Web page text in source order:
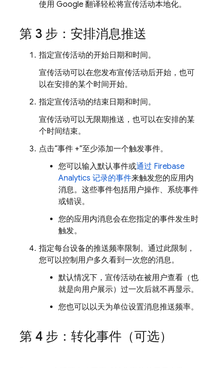
使用 Google 翻译轻松将宣传活动本地化。
第 3 步：安排消息推送
指定宣传活动的开始日期和时间。
宣传活动可以在您发布宣传活动后开始，也可
以在安排的某个时间开始。
指定宣传活动的结束日期和时间。
宣传活动可以无限期推送，也可以在安排的某
个时间结束。
点击“事件 +”至少添加一个触发事件。
您可以输入默认事件或通过 Firebase
Analytics 记录的事件来触发您的应用内
消息。这些事件包括用户操作、系统事件
或错误。
您的应用内消息会在您指定的事件发生时
触发。
指定每台设备的推送频率限制。通过此限制，
您可以控制用户多久看到一次您的消息。
默认情况下，宣传活动在被用户查看（也
就是向用户展示）过一次后就不再显示。
您也可以以天为单位设置消息推送频率。
第 4 步：转化事件（可选）